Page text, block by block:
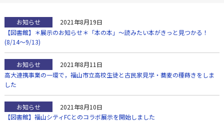
お知らせ
2021年8月19日
【図書館】＊展示のお知らせ＊「本の本」～読みたい本がきっと見つかる！
(8/14～9/13)
お知らせ
2021年8月11日
高大連携事業の一環で，福山市立高校生徒と古民家見学・蕎麦の種蒔きをしま
した
お知らせ
2021年8月10日
【図書館】福山シティFCとのコラボ展示を開始しました